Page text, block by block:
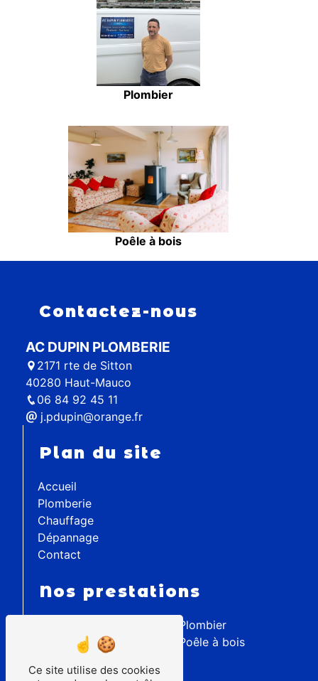
Plombier
Poêle à bois
Contactez-nous
AC DUPIN PLOMBERIE
2171 rte de Sitton
40280 Haut-Mauco
06 84 92 45 11
j.pdupin@orange.fr
Plan du site
Accueil
Plomberie
Chauffage
Dépannage
Contact
Nos prestations
Plomberie
Chaudière Gaz
Plombier
Poêle à bois
Ce site utilise des cookies